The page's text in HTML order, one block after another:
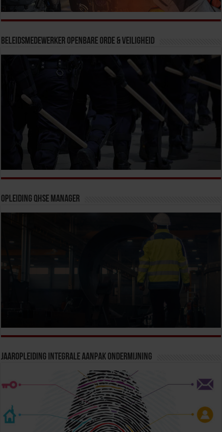
Beleidsmedewerker Openbare Orde & Veiligheid
Opleiding QHSE Manager
Jaaropleiding Integrale Aanpak Ondermijning